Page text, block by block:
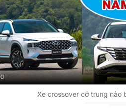
Xe crossover cỡ trung nào